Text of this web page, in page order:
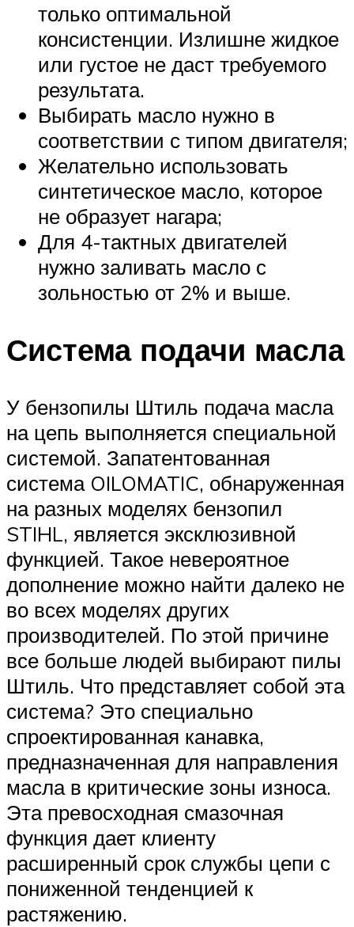
только оптимальной
консистенции. Излишне жидкое
или густое не даст требуемого
результата.
Выбирать масло нужно в
соответствии с типом двигателя;
Желательно использовать
синтетическое масло, которое
не образует нагара;
Для 4-тактных двигателей
нужно заливать масло с
зольностью от 2% и выше.
Система подачи масла
У бензопилы Штиль подача масла
на цепь выполняется специальной
системой. Запатентованная
система OILOMATIC, обнаруженная
на разных моделях бензопил
STIHL, является эксклюзивной
функцией. Такое невероятное
дополнение можно найти далеко не
во всех моделях других
производителей. По этой причине
все больше людей выбирают пилы
Штиль. Что представляет собой эта
система? Это специально
спроектированная канавка,
предназначенная для направления
масла в критические зоны износа.
Эта превосходная смазочная
функция дает клиенту
расширенный срок службы цепи с
пониженной тенденцией к
растяжению.